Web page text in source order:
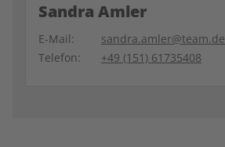
Sandra Amler
E-Mail:
sandra.amler@team.de
Telefon:
+49 (151) 61735408